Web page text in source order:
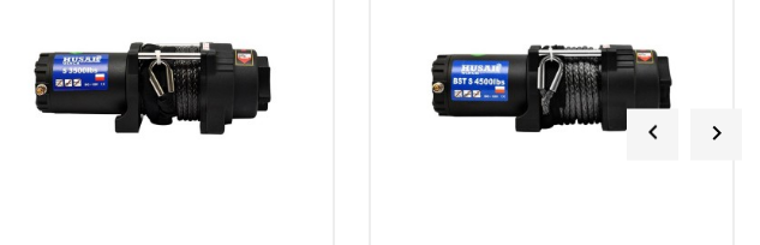
 